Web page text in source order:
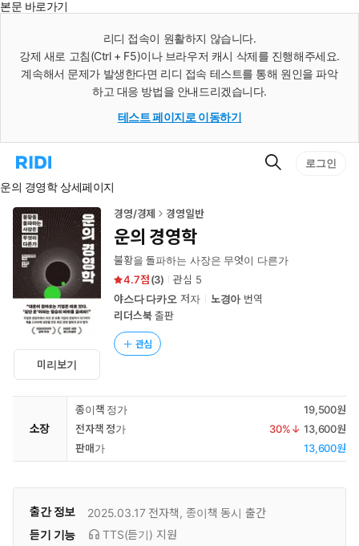
본문 바로가기
리디 접속이 원활하지 않습니다.
강제 새로 고침(Ctrl + F5)이나 브라우저 캐시 삭제를 진행해주세요.
계속해서 문제가 발생한다면 리디 접속 테스트를 통해 원인을 파악
하고 대응 방법을 안내드리겠습니다.
테스트 페이지로 이동하기
리
홈
로
이
동
검
로그인
운의 경영학 상세페이지
미리보기
경영/경제 경영일반
운의 경영학
불황을 돌파하는 사장은 무엇이 다른가
4.7
(3) 관심 5
야스다 다카오 저자 노경아번역
리더스북출판
관심
소장
종이책 정가
19,500원
전자책 정가
30%↓ 13,600원
판매가
13,600원
출간 정보 2025.03.17 전자책, 종이책 동시 출간
듣기 기능
TTS(듣기) 지원